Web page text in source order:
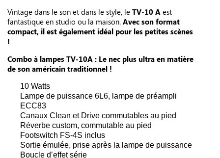
Vintage dans le son et dans le style, le TV-10 A est
fantastique en studio ou la maison. Avec son format
compact, il est également idéal pour les petites scènes
!
Combo à lampes TV-10A : Le nec plus ultra en matière
de son américain traditionnel !
10 Watts
Lampe de puissance 6L6, lampe de préampli
ECC83
Canaux Clean et Drive commutables au pied
Réverbe custom, commutable au pied
Footswitch FS-4S inclus
Sortie émulée, prise après la lampe de puissance
Boucle d’effet série